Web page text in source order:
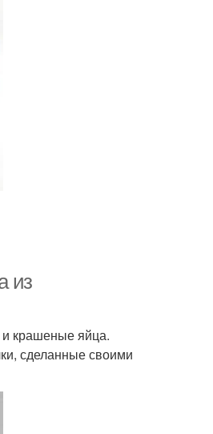
из
и крашеные яйца.
сделанные своими